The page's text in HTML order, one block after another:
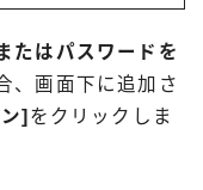
たはパスワードを
、画面下に追加さ
] をクリックしま